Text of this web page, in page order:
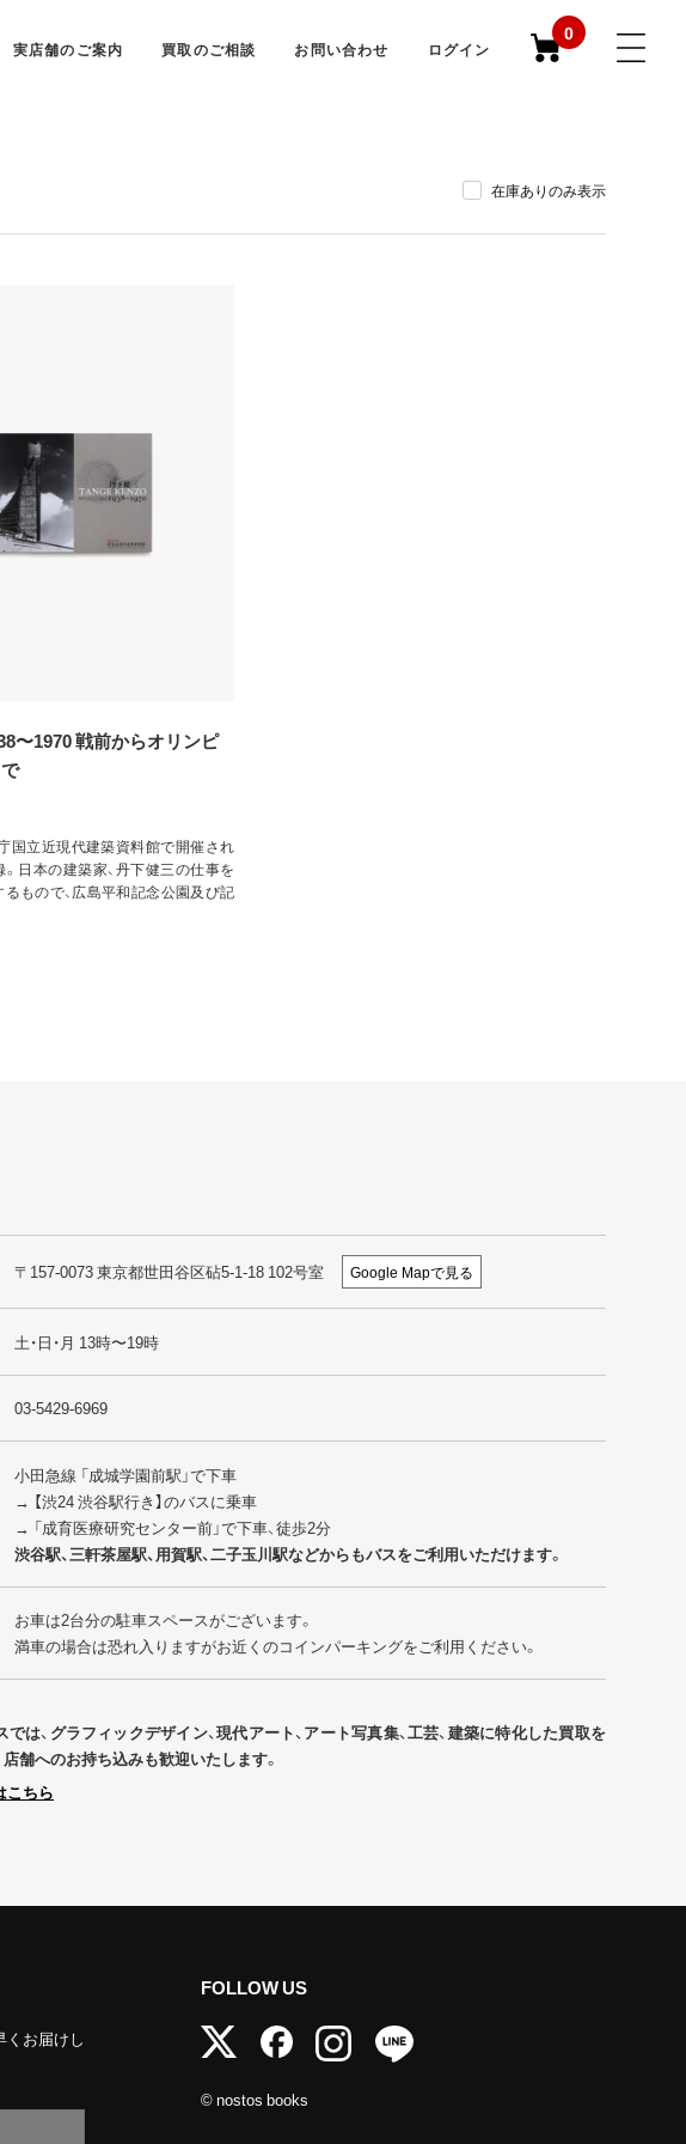
実店舗のご案内 買取のご相談 お問い合わせ ログイン
0
在庫ありのみ表示
〜1970 戦前からオリンピ
国立近現代建築資料館で開催され
日本の建築家、丹下健三の仕事を
もので、広島平和記念公園及び記
〒157-0073 東京都世田谷区砧5-1-18 102号室 Google Mapで見る
土・日・月 13時〜19時
03-5429-6969
小田急線 「成城学園前駅」で下車
→ 【渋24 渋谷駅行き】のバスに乗車
→ 「成育医療研究センター前」で下車、徒歩2分
渋谷駅、三軒茶屋駅、用賀駅、二子玉川駅などからもバスをご利用いただけます。
お車は2台分の駐車スペースがございます。
満車の場合は恐れ入りますがお近くのコインパーキングをご利用ください。
は、グラフィックデザイン、現代アート、アート写真集、工芸、建築に特化した買取を
舗へのお持ち込みも歓迎いたします。
こちら
くお届けし
FOLLOW US
© nostos books